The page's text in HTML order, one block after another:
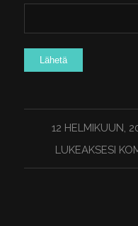
12 HELMIKUUN,
/
LUKEAKSESI